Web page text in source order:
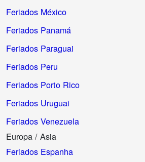
Feriados México
Feriados Panamá
Feriados Paraguai
Feriados Peru
Feriados Porto Rico
Feriados Uruguai
Feriados Venezuela
Europa / Asia
Feriados Espanha